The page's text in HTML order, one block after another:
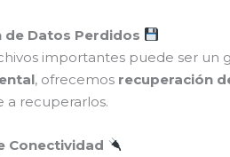
de Datos Perdidos
importantes puede ser un
, ofrecemos recuperación
a recuperarlos.
Conectividad